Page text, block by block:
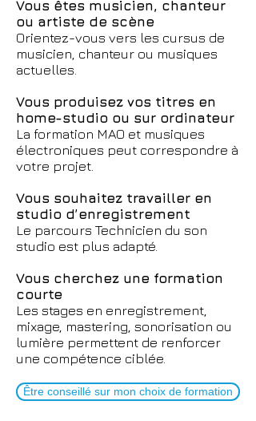
Vous êtes musicien, chanteur
ou artiste de scène
Orientez-vous vers les cursus de
musicien, chanteur ou musiques
actuelles.
Vous produisez vos titres en
home-studio ou sur ordinateur
La formation MAO et musiques
électroniques peut correspondre à
votre projet.
Vous souhaitez travailler en
studio d’enregistrement
Le parcours Technicien du son
studio est plus adapté.
Vous cherchez une formation
courte
Les stages en enregistrement,
mixage, mastering, sonorisation ou
lumière permettent de renforcer
une compétence ciblée.
Être conseillé sur mon choix de formation